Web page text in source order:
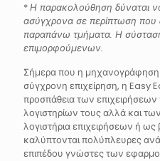
*Η παρακολούθηση δύναται
ασύγχρονα σε περίπτωση που
παραπάνω τμήματα. Η
επιμορφούμενων.
Σήμερα που η μηχανογράφηση
σύγχρονη επιχείρηση, η Easy
προσπάθεια των
λογιστηρίων τους αλλά και
λογιστήρια επιχειρήσεων ή ως
καλύπτονται πολύπλευρες
επιπέδου γνώστες των